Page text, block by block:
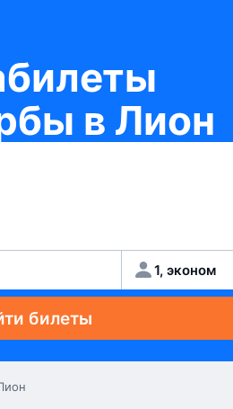
в Лион
1, эконом
билеты